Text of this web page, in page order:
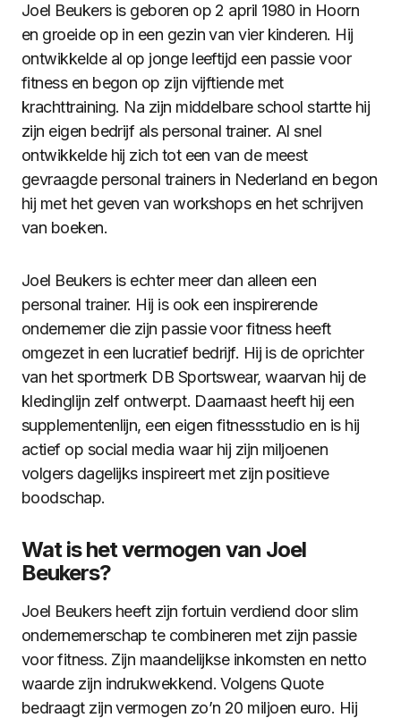
Joel Beukers is geboren op 2 april 1980 in Hoorn
en groeide op in een gezin van vier kinderen. Hij
ontwikkelde al op jonge leeftijd een passie voor
fitness en begon op zijn vijftiende met
krachttraining. Na zijn middelbare school startte hij
zijn eigen bedrijf als personal trainer. Al snel
ontwikkelde hij zich tot een van de meest
gevraagde personal trainers in Nederland en begon
hij met het geven van workshops en het schrijven
van boeken.
Joel Beukers is echter meer dan alleen een
personal trainer. Hij is ook een inspirerende
ondernemer die zijn passie voor fitness heeft
omgezet in een lucratief bedrijf. Hij is de oprichter
van het sportmerk DB Sportswear, waarvan hij de
kledinglijn zelf ontwerpt. Daarnaast heeft hij een
supplementenlijn, een eigen fitnessstudio en is hij
actief op social media waar hij zijn miljoenen
volgers dagelijks inspireert met zijn positieve
boodschap.
Wat is het vermogen van Joel
Beukers?
Joel Beukers heeft zijn fortuin verdiend door slim
ondernemerschap te combineren met zijn passie
voor fitness. Zijn maandelijkse inkomsten en netto
waarde zijn indrukwekkend. Volgens Quote
bedraagt zijn vermogen zo’n 20 miljoen euro. Hij